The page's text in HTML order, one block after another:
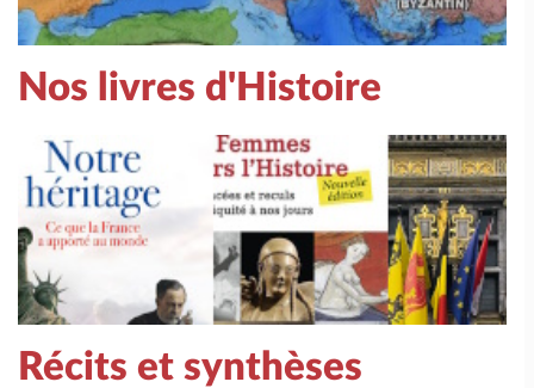
Nos livres d'Histoire
Récits et synthèses